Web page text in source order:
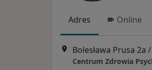
Adres Online
Bolesława Prusa 2a /
Centrum Zdrowia